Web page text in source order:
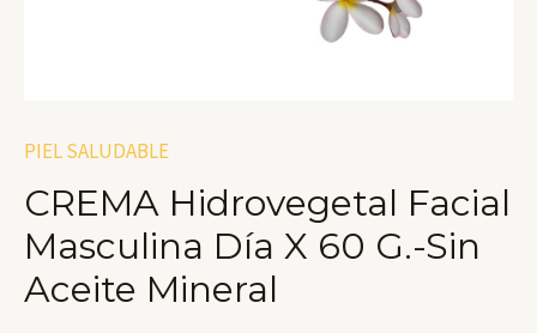
PIEL SALUDABLE
CREMA Hidrovegetal Facial
Masculina Día X 60 G.-Sin
Aceite Mineral